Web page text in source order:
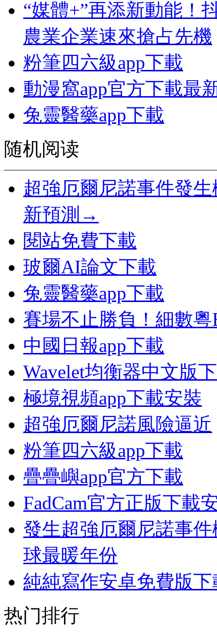
“媒體+”再添新動能！
農業企業速來搶占先機
粉筆四六級app下載
動漫窩app官方下載最
兔靈醫藥app下載
随机阅读
超強厄爾尼諾事件發
新預測→
閱站免費下載
玻爾AI論文下載
兔靈醫藥app下載
賽場不止勝負！細數
中國日報app下載
Wavelet均衡器中文版
極境視頻app下載安裝
超強厄爾尼諾風險逼近
粉筆四六級app下載
疊疊嶼app官方下載
FadCam官方正版下載
發生超強厄爾尼諾事
球最暖年份
純純寫作安卓免費版下
热门排行